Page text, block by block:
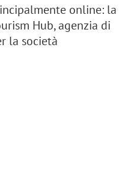
online: la
Hub, agenzia di
la società